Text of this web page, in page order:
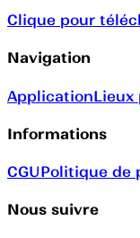
Clique pour
Navigation
ApplicationLieux
Informations
CGUPolitique de
Nous suivre